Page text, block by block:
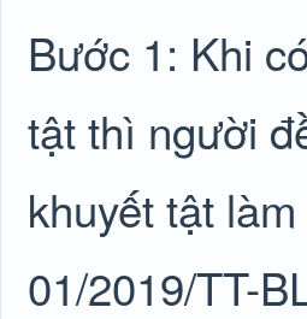
Bước 1: Khi
tật thì người
khuyết tật
01/2019/TT-